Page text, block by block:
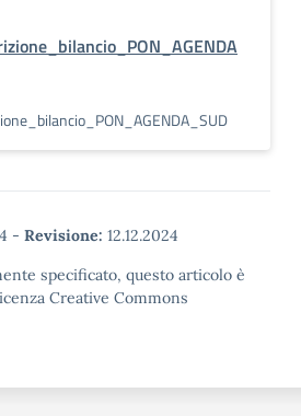
- Revisione: 12.12.2024
specificato, questo articolo è
Creative Commons